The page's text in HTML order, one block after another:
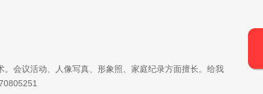
会议活动、人像写真、形象照、家庭纪录方面擅长。给我